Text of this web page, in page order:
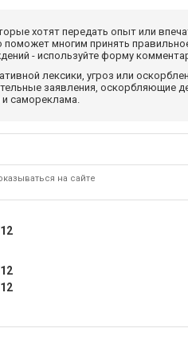
хотят передать опыт или
поможет многим принять
- используйте форму
лексики, угроз или
заявления, оскорбляющие
и самореклама.
на сайте